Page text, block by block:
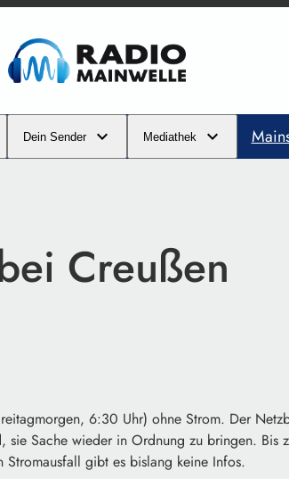
Dein Sender Mediathek
Creußen
6:30 Uhr) ohne Strom. Der
sie Sache wieder in Ordnung zu bringen. Bis
gibt es bislang keine Infos.